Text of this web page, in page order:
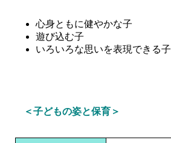
心身ともに健やかな子
遊び込む子
いろいろな思いを表現できる子
＜子どもの姿と保育＞